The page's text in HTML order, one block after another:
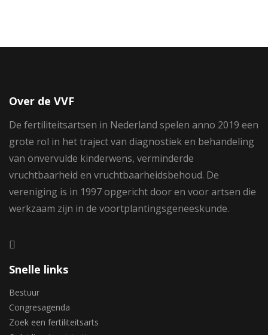
Over de VVF
De fertiliteitsartsen in Nederland spelen anno 2019 een
grote rol in het traject van diagnostiek en behandeling
van onvervulde kinderwens, verminderde
vruchtbaarheid en vruchtbaarheidsbehoud. De
vereniging is in 1997 opgericht door en voor artsen die
werkzaam zijn in de voortplantingsgeneeskunde.
Snelle links
Bestuur
Congresagenda
Zoek een fertiliteitsarts